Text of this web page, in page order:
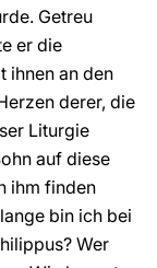
Getreu
er die
ihnen an den
derer, die
Liturgie
auf diese
ihm finden
bin ich bei
Wer